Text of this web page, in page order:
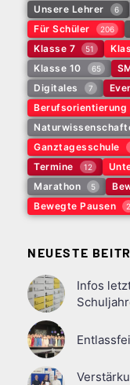
Unsere Lehrer 6
Für Schüler 206
Klasse 7 51
Klasse 10 65
Digitales 7
Berufsorientierung
Ganztagesschule
Termine 12
Marathon 5
Bewegte Pausen 2
NEUESTE
Infos